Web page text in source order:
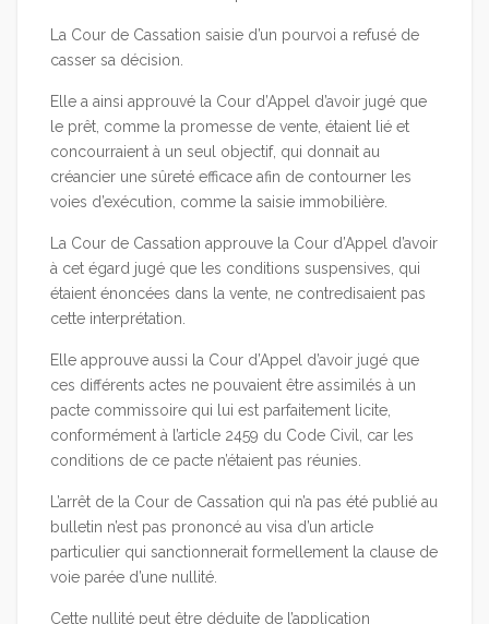
La Cour de Cassation saisie d’un pourvoi a refusé de
casser sa décision.
Elle a ainsi approuvé la Cour d’Appel d’avoir jugé que
le prêt, comme la promesse de vente, étaient lié et
concourraient à un seul objectif, qui donnait au
créancier une sûreté efficace afin de contourner les
voies d’exécution, comme la saisie immobilière.
La Cour de Cassation approuve la Cour d’Appel d’avoir
à cet égard jugé que les conditions suspensives, qui
étaient énoncées dans la vente, ne contredisaient pas
cette interprétation.
Elle approuve aussi la Cour d’Appel d’avoir jugé que
ces différents actes ne pouvaient être assimilés à un
pacte commissoire qui lui est parfaitement licite,
conformément à l’article 2459 du Code Civil, car les
conditions de ce pacte n’étaient pas réunies.
L’arrêt de la Cour de Cassation qui n’a pas été publié au
bulletin n’est pas prononcé au visa d’un article
particulier qui sanctionnerait formellement la clause de
voie parée d’une nullité.
Cette nullité peut être déduite de l’application